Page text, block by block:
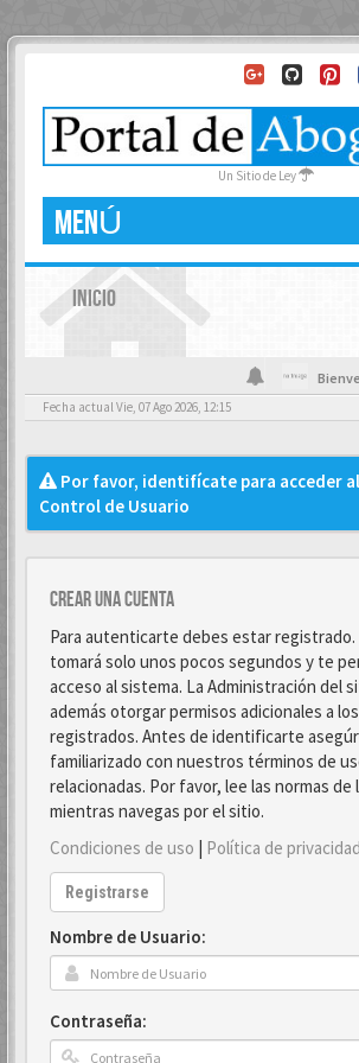
Un Sitio de Ley
MENÚ
INICIO
Fecha actual Vie, 07 Ago 2026, 12:15
Por favor, identifícate para acceder
Control de Usuario
Crear una cuenta
Para autenticarte debes estar
tomará solo unos pocos segundos y te
acceso al sistema. La Administración del
además otorgar permisos adicionales a
registrados. Antes de identificarte
familiarizado con nuestros términos de
relacionadas. Por favor, lee las normas de
mientras navegas por el sitio.
Condiciones de uso | Política de privacidad
Registrarse
Nombre de Usuario:
Contraseña: